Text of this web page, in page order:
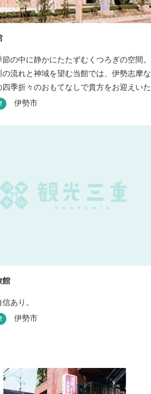
の中に静かにたたずむくつろぎの空間。
流れと神域を望む当館では、伊勢志摩な
四季折々のおもてなしで貴方をお迎えいた
勢神宮（内宮）に歩いて５分。早朝参拝
伊勢市
館
あり。
伊勢市